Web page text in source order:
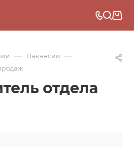
— Вакансии —
отдела